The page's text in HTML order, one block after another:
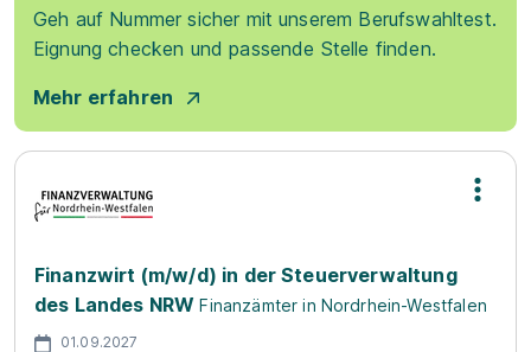
Geh auf Nummer sicher mit unserem Berufswahltest.
Eignung checken und passende Stelle finden.
Mehr erfahren
Finanzwirt (m/w/d) in der Steuerverwaltung
des Landes NRW Finanzämter in Nordrhein-Westfalen
01.09.2027